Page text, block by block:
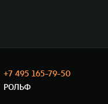
+7 495 165-79-50
РОЛЬФ